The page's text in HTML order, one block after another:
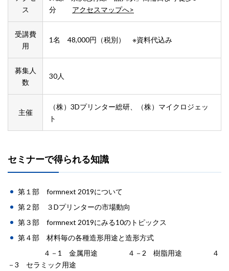
ス
分 アクセスマップへ>
受講費
用
1名 48,000円（税別） ※資料代込み
募集人
数
30人
主催
（株）3Dプリンター総研、（株）マイクロジェッ
ト
セミナーで得られる知識
第１部 formnext 2019について
第２部 ３Dプリンターの市場動向
第３部 formnext 2019にみる10のトピックス
第４部 材料毎の各種造形用途と造形方式
４－1 金属用途 ４－2 樹脂用途 ４
－3 セラミック用途